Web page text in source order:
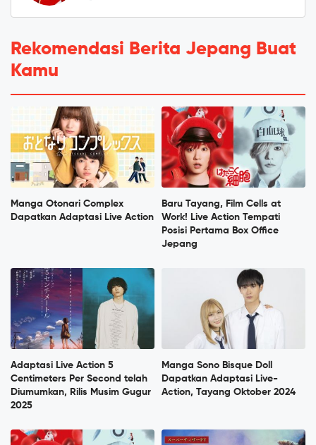
Rekomendasi Berita Jepang Buat
Kamu
Manga Otonari Complex
Dapatkan Adaptasi Live Action
Baru Tayang, Film Cells at
Work! Live Action Tempati
Posisi Pertama Box Office
Jepang
Adaptasi Live Action 5
Centimeters Per Second telah
Diumumkan, Rilis Musim Gugur
2025
Manga Sono Bisque Doll
Dapatkan Adaptasi Live-
Action, Tayang Oktober 2024